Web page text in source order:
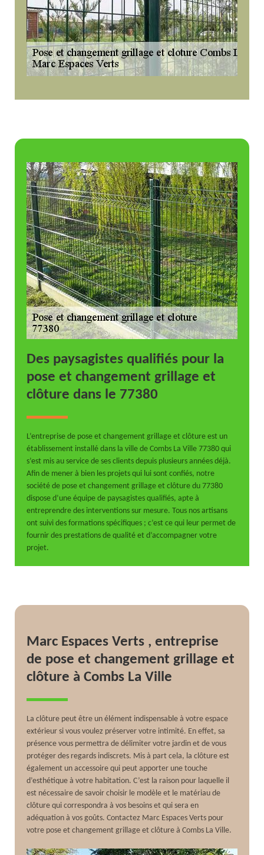
Des paysagistes qualifiés pour la
pose et changement grillage et
clôture dans le 77380
L’entreprise de pose et changement grillage et clôture est un
établissement installé dans la ville de Combs La Ville 77380 qui
s’est mis au service de ses clients depuis plusieurs années déjà.
Afin de mener à bien les projets qui lui sont confiés, notre
société de pose et changement grillage et clôture du 77380
dispose d’une équipe de paysagistes qualifiés, apte à
entreprendre des interventions sur mesure. Tous nos artisans
ont suivi des formations spécifiques ; c’est ce qui leur permet de
fournir des prestations de qualité et d’accompagner votre
projet.
Marc Espaces Verts , entreprise
de pose et changement grillage et
clôture à Combs La Ville
La clôture peut être un élément indispensable à votre espace
extérieur si vous voulez préserver votre intimité. En effet, sa
présence vous permettra de délimiter votre jardin et de vous
protéger des regards indiscrets. Mis à part cela, la clôture est
également un accessoire qui peut apporter une touche
d’esthétique à votre habitation. C’est la raison pour laquelle il
est nécessaire de savoir choisir le modèle et le matériau de
clôture qui correspondra à vos besoins et qui sera en
adéquation à vos goûts. Contactez Marc Espaces Verts pour
votre pose et changement grillage et clôture à Combs La Ville.